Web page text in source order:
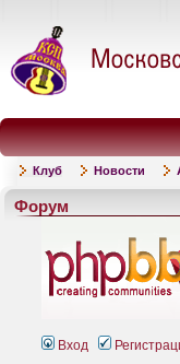
Клуб Новости
Форум
Вход